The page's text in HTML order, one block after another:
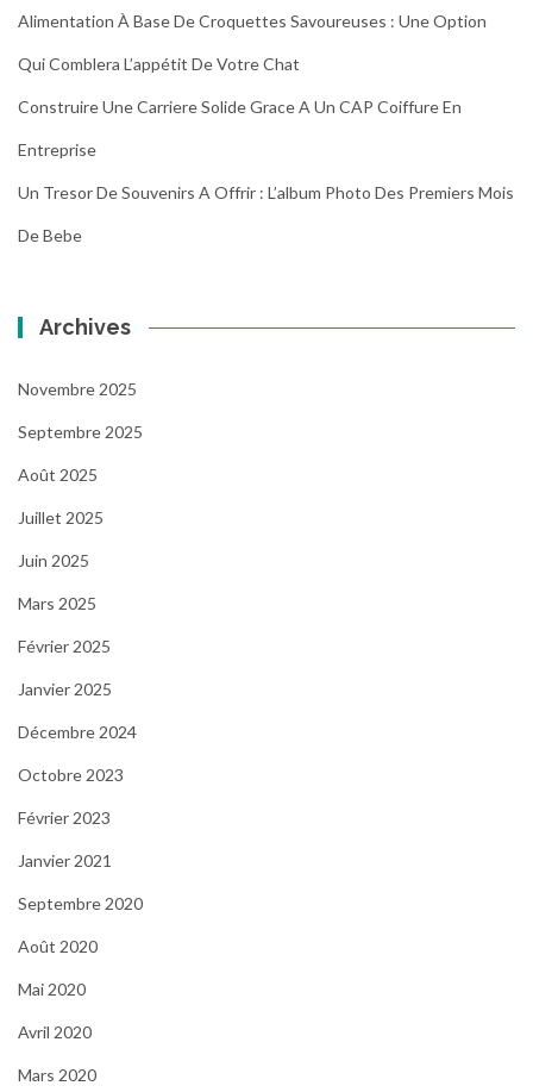
Alimentation À Base De Croquettes Savoureuses : Une Option
Qui Comblera L’appétit De Votre Chat
Construire Une Carriere Solide Grace A Un CAP Coiffure En
Entreprise
Un Tresor De Souvenirs A Offrir : L’album Photo Des Premiers Mois
De Bebe
Archives
Novembre 2025
Septembre 2025
Août 2025
Juillet 2025
Juin 2025
Mars 2025
Février 2025
Janvier 2025
Décembre 2024
Octobre 2023
Février 2023
Janvier 2021
Septembre 2020
Août 2020
Mai 2020
Avril 2020
Mars 2020